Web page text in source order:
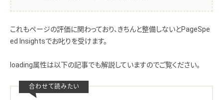
これもページの評価に関わっており、きちんと整備しないとPageSpe
ed Insightsでお叱りを受けます。
loading属性は以下の記事でも解説していますのでご覧ください。